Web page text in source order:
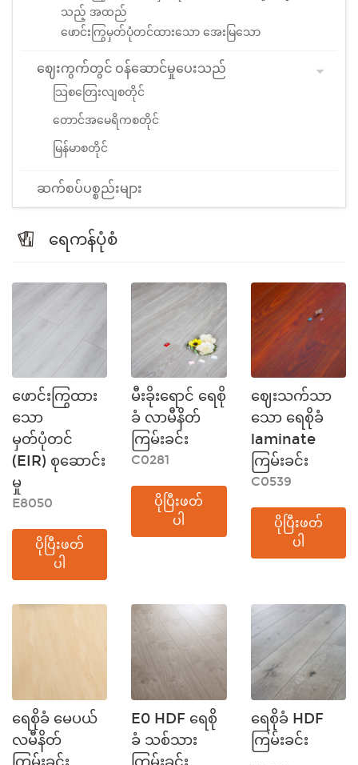
သည့် အထည်
ဖောင်းကြွမှတ်ပုံတင်ထားသော အေးမြသော
ဈေးကွက်တွင် ဝန်ဆောင်မှုပေးသည်
သြစတြေးလျစတိုင်
တောင်အမေရိကစတိုင်
မြန်မာစတိုင်
ဆက်စပ်ပစ္စည်းများ
ရေကန်ပုံစံ
ဖောင်းကြွထား
သော
မှတ်ပုံတင်
(EIR) စုဆောင်း
မှု
E8050
ပိုပြီးဖတ်
ပါ
မီးခိုးရောင် ရေစို
ခံ လာမီနိတ်
ကြမ်းခင်း
C0281
ပိုပြီးဖတ်
ပါ
ဈေးသက်သာ
သော ရေစိုခံ
laminate
ကြမ်းခင်း
C0539
ပိုပြီးဖတ်
ပါ
ရေစိုခံ မေပယ်
လမီနိတ်
E0 HDF ရေစို
ခံ သစ်သား
ရေစိုခံ HDF
ကြမ်းခင်း